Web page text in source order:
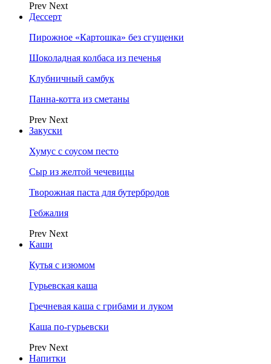
Prev Next
Дессерт
Пирожное «Картошка» без сгущенки
Шоколадная колбаса из печенья
Клубничный самбук
Панна-котта из сметаны
Prev Next
Закуски
Хумус с соусом песто
Сыр из желтой чечевицы
Творожная паста для бутербродов
Гебжалия
Prev Next
Каши
Кутья с изюмом
Гурьевская каша
Гречневая каша с грибами и луком
Каша по-гурьевски
Prev Next
Напитки